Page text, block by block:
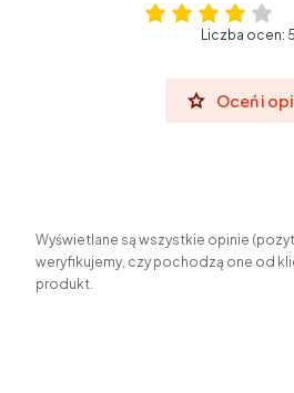
Liczba ocen: 5
Oceń i
Wyświetlane są wszystkie opinie
weryfikujemy, czy pochodzą one od
produkt.